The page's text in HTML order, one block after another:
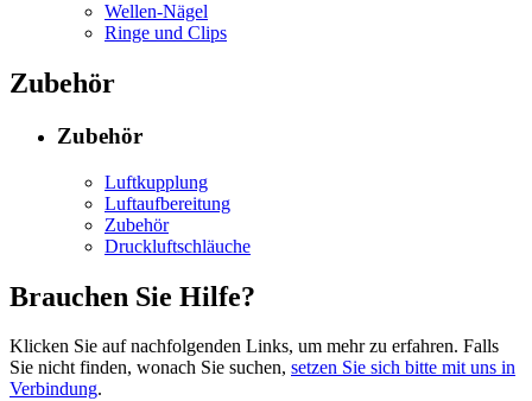
Wellen-Nägel
Ringe und Clips
Zubehör
Zubehör
Luftkupplung
Luftaufbereitung
Zubehör
Druckluftschläuche
Brauchen Sie Hilfe?
Klicken Sie auf nachfolgenden Links, um mehr zu erfahren. Falls
Sie nicht finden, wonach Sie suchen, setzen Sie sich bitte mit uns in
Verbindung.